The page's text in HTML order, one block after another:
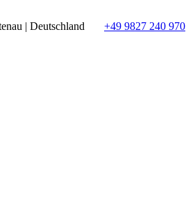
| Deutschland +49 9827 240 970